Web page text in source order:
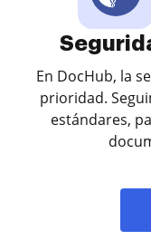
En DocHub, la
prioridad.
estándares,